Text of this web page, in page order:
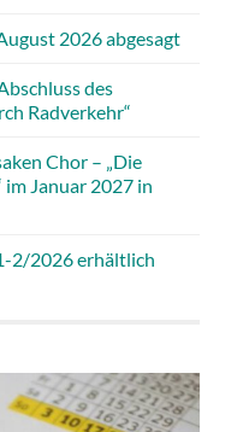
2026 abgesagt
des
Radverkehr“
Chor – „Die
im Januar 2027 in
2/2026 erhältlich